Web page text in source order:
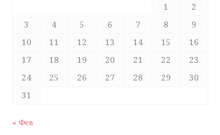
1
2
3
4 5 6 7 8
9
10
11 12 13 14 15
16
17
18 19 20 21 22
23
24
25 26 27 28 29
30
31
« Фев